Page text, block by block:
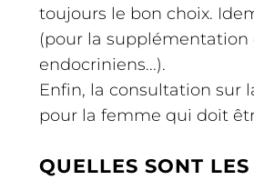
toujours le bon choix.
(pour la supplémentation
endocriniens...).
Enfin, la consultation sur
pour la femme qui doit
QUELLES SONT